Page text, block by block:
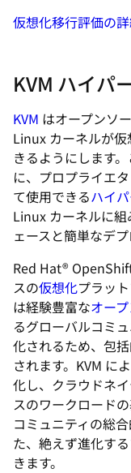
仮想化移行評価の
KVM ハイパ
KVM はオープンソ
Linux カーネルが
きるようにします
に、プロプライエ
て使用できるハイ
Linux カーネルに
ェースと簡単なデ
Red Hat®
スの仮想化プラッ
は経験豊富なオー
るグローバルコミ
化されるため、包
されます。KVM に
化し、クラウドネ
スのワークロード
コミュニティの総
た、絶えず進化す
きます。